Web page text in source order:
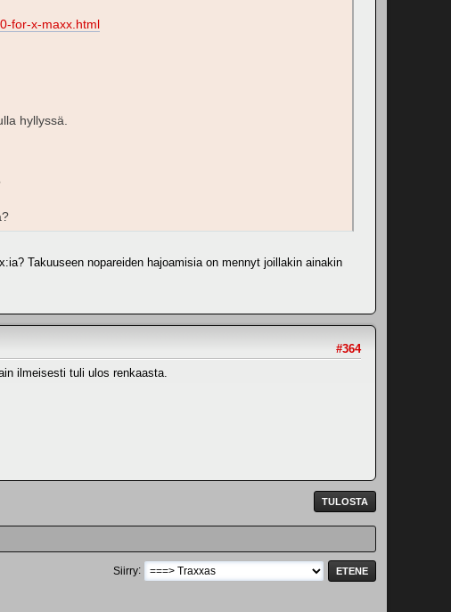
for-x-maxx.html
hyllyssä.
Takuuseen nopareiden hajoamisia on mennyt joillakin ainakin
#364
ilmeisesti tuli ulos renkaasta.
TULOSTA
Siirry